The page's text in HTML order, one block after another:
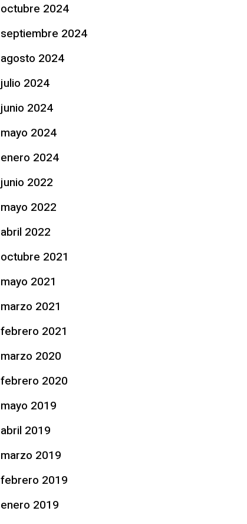
octubre 2024
septiembre 2024
agosto 2024
julio 2024
junio 2024
mayo 2024
enero 2024
junio 2022
mayo 2022
abril 2022
octubre 2021
mayo 2021
marzo 2021
febrero 2021
marzo 2020
febrero 2020
mayo 2019
abril 2019
marzo 2019
febrero 2019
enero 2019